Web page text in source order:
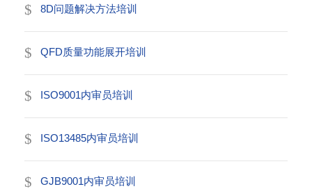
8D问题解决方法培训
QFD质量功能展开培训
ISO9001内审员培训
ISO13485内审员培训
GJB9001内审员培训